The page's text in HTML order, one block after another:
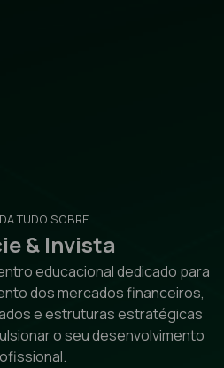
TUDO SOBRE
& Invista
educacional dedicado para
dos mercados financeiros,
e estruturas estratégicas
o seu desenvolvimento